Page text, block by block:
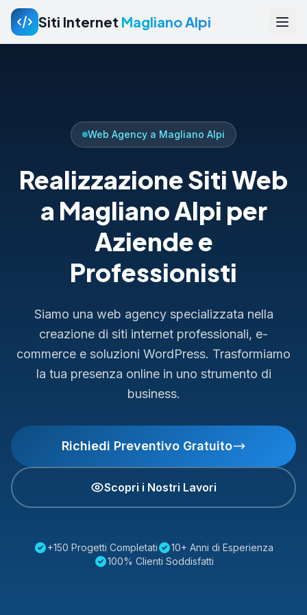
Siti Internet Magliano Alpi
Web Agency a Magliano Alpi
Realizzazione Siti Web
a Magliano Alpi per
Aziende e
Professionisti
Siamo una web agency specializzata nella
creazione di siti internet professionali, e-
commerce e soluzioni WordPress. Trasformiamo
la tua presenza online in uno strumento di
business.
Richiedi Preventivo Gratuito
Scopri i Nostri Lavori
+150 Progetti Completati
10+ Anni di Esperienza
100% Clienti Soddisfatti